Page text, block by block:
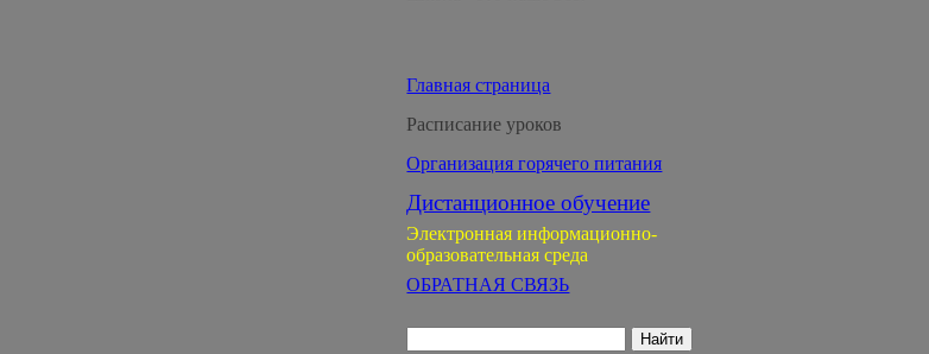
Главная страница
Расписание уроков
Организация горячего питания
Дистанционное обучение
Электронная информационно-
образовательная среда
ОБРАТНАЯ СВЯЗЬ